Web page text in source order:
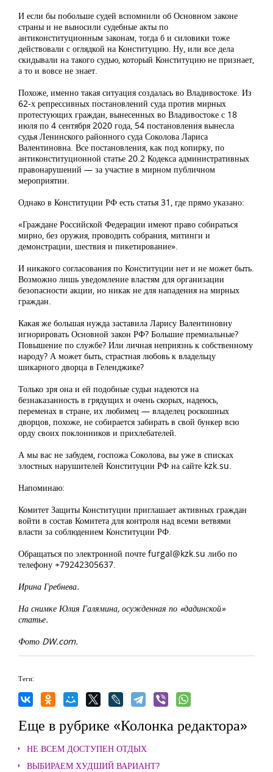
И если бы побольше судей вспомнили об Основном законе
страны и не выносили судебные акты по
антиконституционным законам, тогда б и силовики тоже
действовали с оглядкой на Конституцию. Ну, или все дела
скидывали на такого судью, который Конституцию не признает,
а то и вовсе не знает.
Похоже, именно такая ситуация создалась во Владивостоке. Из
62-х репрессивных постановлений суда против мирных
протестующих граждан, вынесенных во Владивостоке с 18
июля по 4 сентября 2020 года, 54 постановления вынесла
судья Ленинского районного суда Соколова Лариса
Валентиновна. Все постановления, как под копирку, по
антиконституционной статье 20.2 Кодекса административных
правонарушений — за участие в мирном публичном
мероприятии.
Однако в Конституции РФ есть статья 31, где прямо указано:
«Граждане Российской Федерации имеют право собираться
мирно, без оружия, проводить собрания, митинги и
демонстрации, шествия и пикетирование».
И никакого согласования по Конституции нет и не может быть.
Возможно лишь уведомление властям для организации
безопасности акции, но никак не для нападения на мирных
граждан.
Какая же большая нужда заставила Ларису Валентиновну
игнорировать Основной закон РФ? Большие премиальные?
Повышение по службе? Или личная неприязнь к собственному
народу? А может быть, страстная любовь к владельцу
шикарного дворца в Геленджике?
Только зря она и ей подобные судьи надеются на
безнаказанность в грядущих и очень скорых, надеюсь,
переменах в стране, их любимец — владелец роскошных
дворцов, похоже, не собирается забирать в свой бункер всю
орду своих поклонников и прихлебателей.
А мы вас не забудем, госпожа Соколова, вы уже в списках
злостных нарушителей Конституции РФ на сайте kzk.su.
Напоминаю:
Комитет Защиты Конституции приглашает активных граждан
войти в состав Комитета для контроля над всеми ветвями
власти за соблюдением Конституции РФ.
Обращаться по электронной почте furgal@kzk.su либо по
телефону +79242305637.
Ирина Гребнева.
На снимке Юлия Галямина, осужденная по «дадинской»
статье.
Фото DW.com.
Теги:
Еще в рубрике «Колонка редактора»
НЕ ВСЕМ ДОСТУПЕН ОТДЫХ
ВЫБИРАЕМ ХУДШИЙ ВАРИАНТ?